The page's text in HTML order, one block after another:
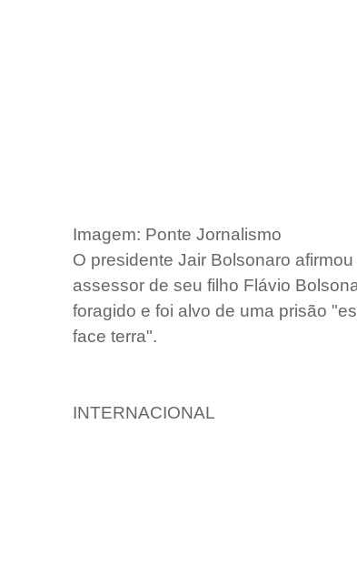
Imagem: Ponte Jornalismo
O presidente Jair Bolsonaro
assessor de seu filho Flávio
foragido e foi alvo de uma prisão
face terra".
INTERNACIONAL